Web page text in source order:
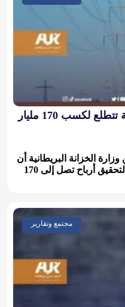
وثيقة مسربة.. شركات الطاقة تتطلع لكسب 170 مليار
الخزانة البريطانية أن
شركات الطاقة البريطانية تسعى لتحقيق أرباح تصل إلى 170
مجتمع وتقارير